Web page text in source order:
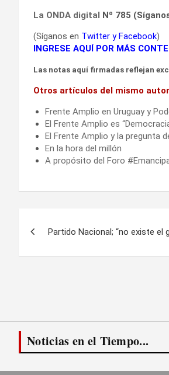
La ONDA digital Nº 785
(Síganos en Twitter yFacebook)
INGRESE AQUÍ POR MÁS
Las notas aquí firmadas reflejan
Otros artículos del mismo
Frente Amplio en Uruguay y
El Frente Amplio es
El Frente Amplio y la pregunta
En la hora del millón
A propósito del Foro
Partido Nacional; “no existe el
Noticias en el Tiempo...